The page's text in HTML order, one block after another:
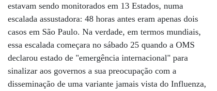
estavam sendo monitorados em 13 Estados, numa
escalada assustadora: 48 horas antes eram apenas dois
casos em São Paulo. Na verdade, em termos mundiais,
essa escalada começara no sábado 25 quando a OMS
declarou estado de "emergência internacional" para
sinalizar aos governos a sua preocupação com a
disseminação de uma variante jamais vista do Influenza,